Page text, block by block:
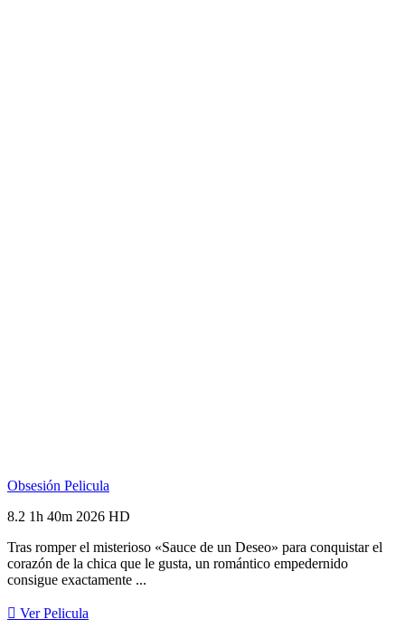
Obsesión Pelicula
8.2 1h 40m 2026 HD
Tras romper el misterioso «Sauce de un Deseo» para conquistar el
corazón de la chica que le gusta, un romántico empedernido
consigue exactamente ...
Ver Pelicula